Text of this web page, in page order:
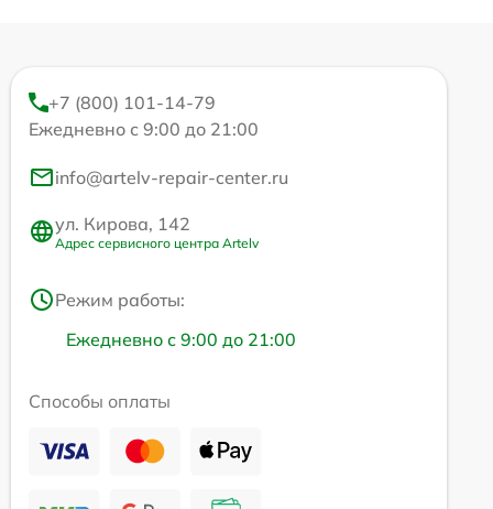
+7 (800) 101-14-79
Ежедневно с 9:00 до 21:00
info@artelv-repair-center.ru
ул. Кирова, 142
Адрес сервисного центра Artelv
Режим работы:
Ежедневно с 9:00 до 21:00
Способы оплаты